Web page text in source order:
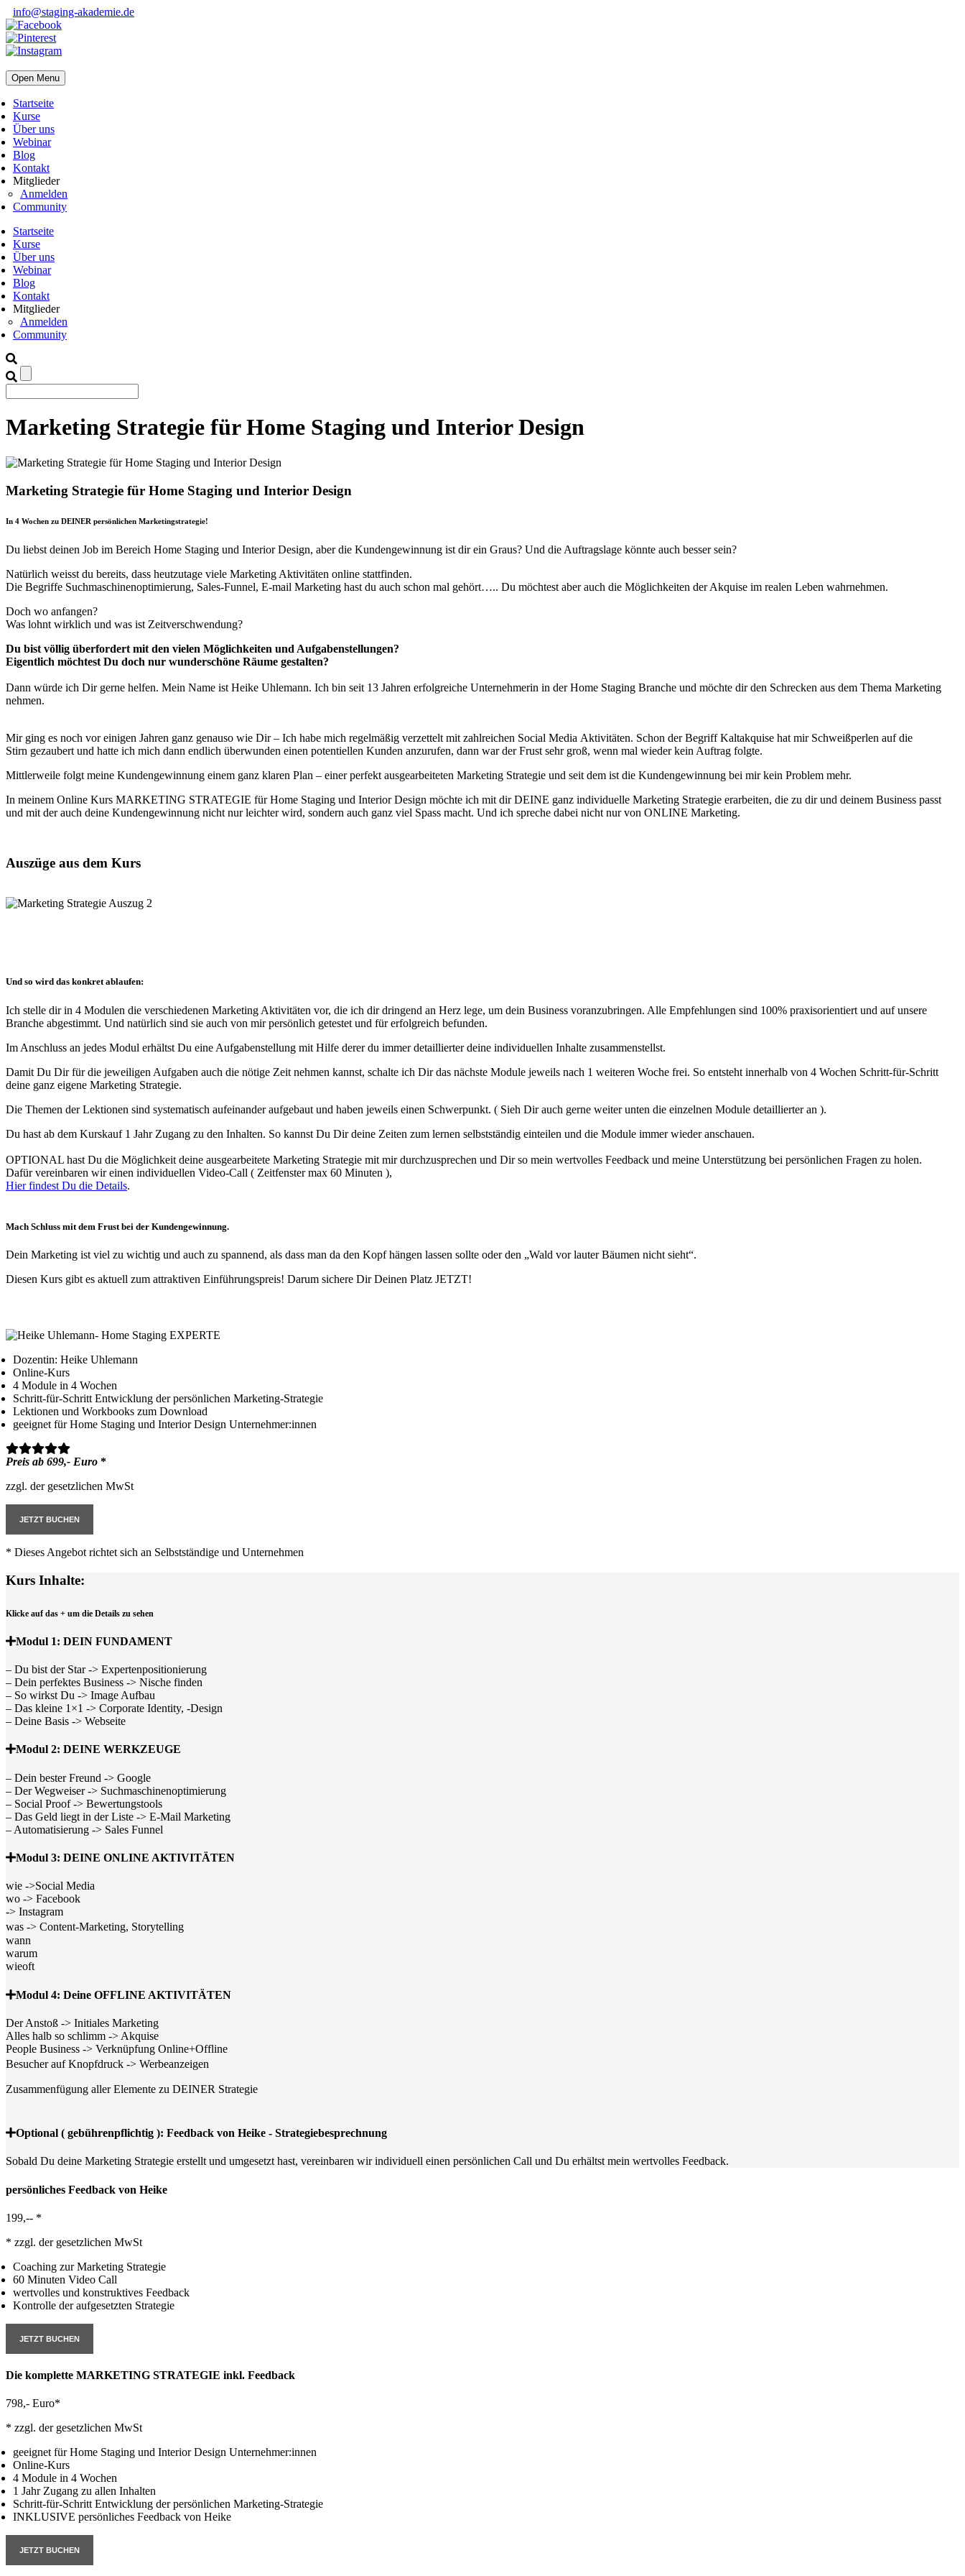
info@staging-akademie.de
Open Menu
Startseite
Kurse
Über uns
Webinar
Blog
Kontakt
Mitglieder
Anmelden
Community
Startseite
Kurse
Über uns
Webinar
Blog
Kontakt
Mitglieder
Anmelden
Community
Marketing Strategie für Home Staging und Interior Design
Marketing Strategie für Home Staging und Interior Design
In 4 Wochen zu DEINER persönlichen Marketingstrategie!
Du liebst deinen Job im Bereich Home Staging und Interior Design, aber die Kundengewinnung ist dir ein Graus? Und die Auftragslage könnte auch besser sein?
Natürlich weisst du bereits, dass heutzutage viele Marketing Aktivitäten online stattfinden.
Die Begriffe Suchmaschinenoptimierung, Sales-Funnel, E-mail Marketing hast du auch schon mal gehört….. Du möchtest aber auch die Möglichkeiten der Akquise im realen Leben wahrnehmen.
Doch wo anfangen?
Was lohnt wirklich und was ist Zeitverschwendung?
Du bist völlig überfordert mit den vielen Möglichkeiten und Aufgabenstellungen?
Eigentlich möchtest Du doch nur wunderschöne Räume gestalten?
Dann würde ich Dir gerne helfen. Mein Name ist Heike Uhlemann. Ich bin seit 13 Jahren erfolgreiche Unternehmerin in der Home Staging Branche und möchte dir den Schrecken aus dem Thema Marketing
nehmen.
Mir ging es noch vor einigen Jahren ganz genauso wie Dir – Ich habe mich regelmäßig verzettelt mit zahlreichen Social Media Aktivitäten. Schon der Begriff Kaltakquise hat mir Schweißperlen auf die
Stirn gezaubert und hatte ich mich dann endlich überwunden einen potentiellen Kunden anzurufen, dann war der Frust sehr groß, wenn mal wieder kein Auftrag folgte.
Mittlerweile folgt meine Kundengewinnung einem ganz klaren Plan – einer perfekt ausgearbeiteten Marketing Strategie und seit dem ist die Kundengewinnung bei mir kein Problem mehr.
In meinem Online Kurs MARKETING STRATEGIE für Home Staging und Interior Design möchte ich mit dir DEINE ganz individuelle Marketing Strategie erarbeiten, die zu dir und deinem Business passt
und mit der auch deine Kundengewinnung nicht nur leichter wird, sondern auch ganz viel Spass macht. Und ich spreche dabei nicht nur von ONLINE Marketing.
Auszüge aus dem Kurs
Und so wird das konkret ablaufen:
Ich stelle dir in 4 Modulen die verschiedenen Marketing Aktivitäten vor, die ich dir dringend an Herz lege, um dein Business voranzubringen. Alle Empfehlungen sind 100% praxisorientiert und auf unsere
Branche abgestimmt. Und natürlich sind sie auch von mir persönlich getestet und für erfolgreich befunden.
Im Anschluss an jedes Modul erhältst Du eine Aufgabenstellung mit Hilfe derer du immer detaillierter deine individuellen Inhalte zusammenstellst.
Damit Du Dir für die jeweiligen Aufgaben auch die nötige Zeit nehmen kannst, schalte ich Dir das nächste Module jeweils nach 1 weiteren Woche frei. So entsteht innerhalb von 4 Wochen Schritt-für-Schritt
deine ganz eigene Marketing Strategie.
Die Themen der Lektionen sind systematisch aufeinander aufgebaut und haben jeweils einen Schwerpunkt. ( Sieh Dir auch gerne weiter unten die einzelnen Module detaillierter an ).
Du hast ab dem Kurskauf 1 Jahr Zugang zu den Inhalten. So kannst Du Dir deine Zeiten zum lernen selbstständig einteilen und die Module immer wieder anschauen.
OPTIONAL hast Du die Möglichkeit deine ausgearbeitete Marketing Strategie mit mir durchzusprechen und Dir so mein wertvolles Feedback und meine Unterstützung bei persönlichen Fragen zu holen.
Dafür vereinbaren wir einen individuellen Video-Call ( Zeitfenster max 60 Minuten ),
Hier findest Du die Details.
Mach Schluss mit dem Frust bei der Kundengewinnung.
Dein Marketing ist viel zu wichtig und auch zu spannend, als dass man da den Kopf hängen lassen sollte oder den „Wald vor lauter Bäumen nicht sieht“.
Diesen Kurs gibt es aktuell zum attraktiven Einführungspreis! Darum sichere Dir Deinen Platz JETZT!
Dozentin: Heike Uhlemann
Online-Kurs
4 Module in 4 Wochen
Schritt-für-Schritt Entwicklung der persönlichen Marketing-Strategie
Lektionen und Workbooks zum Download
geeignet für Home Staging und Interior Design Unternehmer:innen
Preis ab 699,- Euro *
zzgl. der gesetzlichen MwSt
JETZT BUCHEN
* Dieses Angebot richtet sich an Selbstständige und Unternehmen
Kurs Inhalte:
Klicke auf das + um die Details zu sehen
Modul 1: DEIN FUNDAMENT
– Du bist der Star -> Expertenpositionierung
– Dein perfektes Business -> Nische finden
– So wirkst Du -> Image Aufbau
– Das kleine 1×1 -> Corporate Identity, -Design
– Deine Basis -> Webseite
Modul 2: DEINE WERKZEUGE
– Dein bester Freund -> Google
– Der Wegweiser -> Suchmaschinenoptimierung
– Social Proof -> Bewertungstools
– Das Geld liegt in der Liste -> E-Mail Marketing
– Automatisierung -> Sales Funnel
Modul 3: DEINE ONLINE AKTIVITÄTEN
wie ->Social Media
wo -> Facebook
-> Instagram
was -> Content-Marketing, Storytelling
wann
warum
wieoft
Modul 4: Deine OFFLINE AKTIVITÄTEN
Der Anstoß -> Initiales Marketing
Alles halb so schlimm -> Akquise
People Business -> Verknüpfung Online+Offline
Besucher auf Knopfdruck -> Werbeanzeigen
Zusammenfügung aller Elemente zu DEINER Strategie
Optional ( gebührenpflichtig ): Feedback von Heike - Strategiebesprechnung
Sobald Du deine Marketing Strategie erstellt und umgesetzt hast, vereinbaren wir individuell einen persönlichen Call und Du erhältst mein wertvolles Feedback.
persönliches Feedback von Heike
199,-- *
* zzgl. der gesetzlichen MwSt
Coaching zur Marketing Strategie
60 Minuten Video Call
wertvolles und konstruktives Feedback
Kontrolle der aufgesetzten Strategie
JETZT BUCHEN
Die komplette MARKETING STRATEGIE inkl. Feedback
798,- Euro*
* zzgl. der gesetzlichen MwSt
geeignet für Home Staging und Interior Design Unternehmer:innen
Online-Kurs
4 Module in 4 Wochen
1 Jahr Zugang zu allen Inhalten
Schritt-für-Schritt Entwicklung der persönlichen Marketing-Strategie
INKLUSIVE persönliches Feedback von Heike
JETZT BUCHEN